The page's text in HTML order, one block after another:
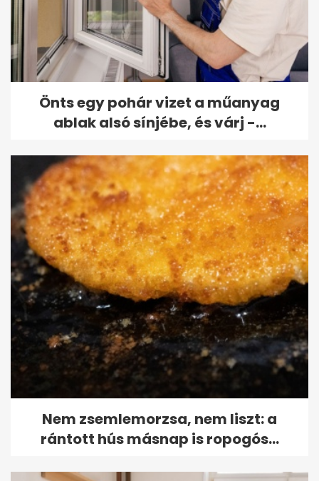
Önts egy pohár vizet a műanyag
ablak alsó sínjébe, és várj -...
Nem zsemlemorzsa, nem liszt: a
rántott hús másnap is ropogós...